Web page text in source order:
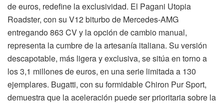
de euros, redefine la exclusividad. El Pagani Utopia
Roadster, con su V12 biturbo de Mercedes-AMG
entregando 863 CV y la opción de cambio manual,
representa la cumbre de la artesanía italiana. Su versión
descapotable, más ligera y exclusiva, se sitúa en torno a
los 3,1 millones de euros, en una serie limitada a 130
ejemplares. Bugatti, con su formidable Chiron Pur Sport,
demuestra que la aceleración puede ser prioritaria sobre la